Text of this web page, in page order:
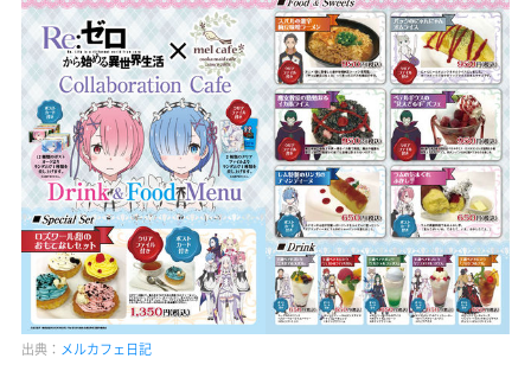
出典： メルカフェ日記